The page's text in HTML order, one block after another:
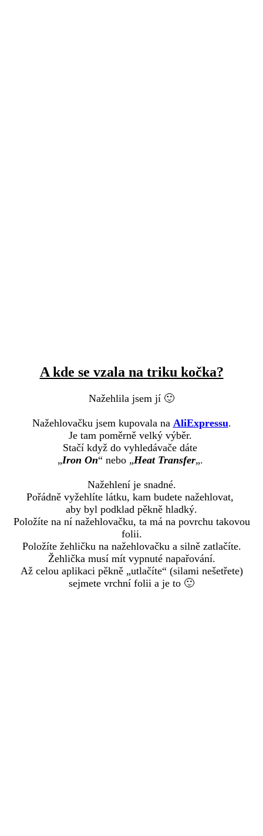
A kde se vzala na triku kočka?
Nažehlila jsem jí 🙂
Nažehlovačku jsem kupovala na AliExpressu.
Je tam poměrně velký výběr.
Stačí když do vyhledávače dáte
„Iron On“ nebo „Heat Transfer„.
Nažehlení je snadné.
Pořádně vyžehlíte látku, kam budete nažehlovat,
aby byl podklad pěkně hladký.
Položíte na ní nažehlovačku, ta má na povrchu takovou
folii.
Položíte žehličku na nažehlovačku a silně zatlačíte.
Žehlička musí mít vypnuté napařování.
Až celou aplikaci pěkně „utlačíte“ (silami nešetřete)
sejmete vrchní folii a je to 🙂